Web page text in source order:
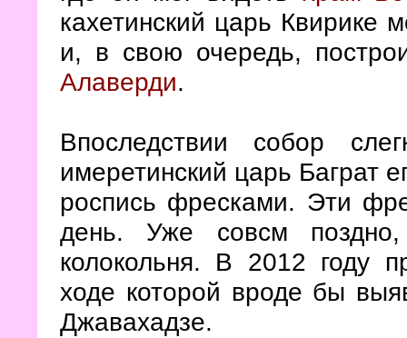
кахетинский царь Квирике
и, в свою очередь,
Алаверди.
Впоследствии собор
имеретинский царь Баграт
роспись фресками. Эти
день. Уже совсм
колокольня. В 2012 году
ходе которой вроде бы
Джавахадзе.